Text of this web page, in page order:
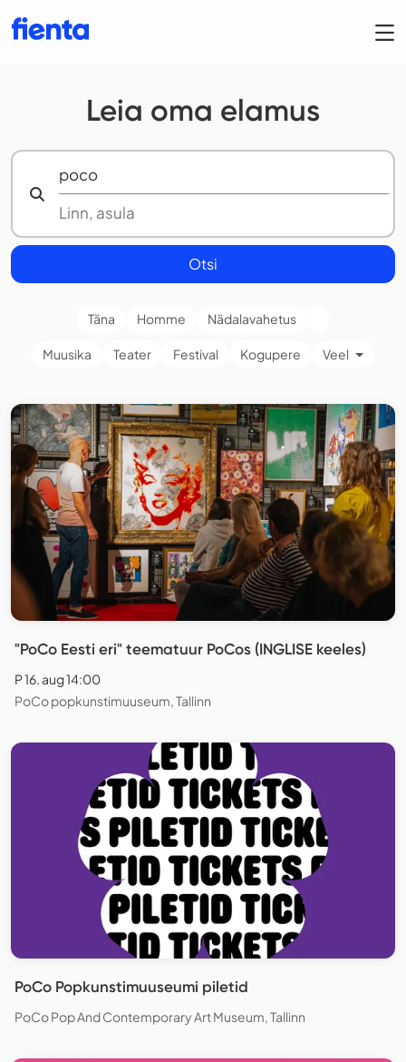
Leia oma elamus
Otsi
Täna Homme Nädalavahetus
Muusika Teater Festival Kogupere Veel
"PoCo Eesti eri" teematuur PoCos (INGLISE keeles)
P 16. aug 14:00
PoCo popkunstimuuseum, Tallinn
PoCo Popkunstimuuseumi piletid
PoCo Pop And Contemporary Art Museum, Tallinn